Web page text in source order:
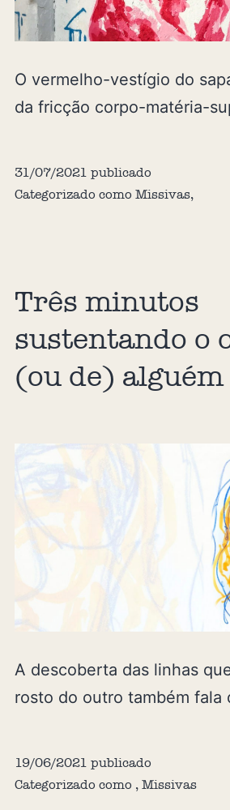
O vermelho-vestígio do
da fricção corpo-matéria-
31/07/2021 publicado
Categorizado como Missivas,
Três minutos
sustentando o
(ou de) alguém
A descoberta das linhas
rosto do outro também fala
19/06/2021 publicado
Categorizado como , Missivas